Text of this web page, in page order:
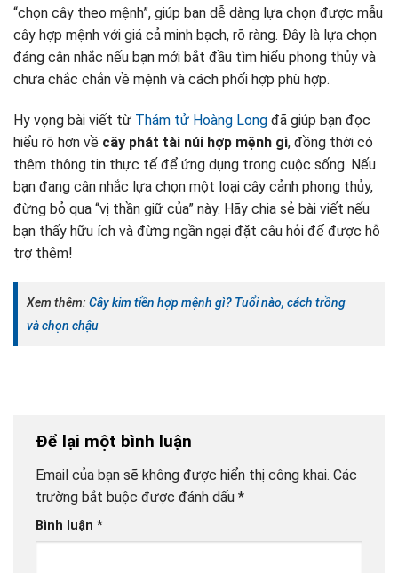
“chọn cây theo mệnh”, giúp bạn dễ dàng lựa chọn được mẫu
cây hợp mệnh với giá cả minh bạch, rõ ràng. Đây là lựa chọn
đáng cân nhắc nếu bạn mới bắt đầu tìm hiểu phong thủy và
chưa chắc chắn về mệnh và cách phối hợp phù hợp.
Hy vọng bài viết từ Thám tử Hoàng Long đã giúp bạn đọc
hiểu rõ hơn về cây phát tài núi hợp mệnh gì, đồng thời có
thêm thông tin thực tế để ứng dụng trong cuộc sống. Nếu
bạn đang cân nhắc lựa chọn một loại cây cảnh phong thủy,
đừng bỏ qua “vị thần giữ của” này. Hãy chia sẻ bài viết nếu
bạn thấy hữu ích và đừng ngần ngại đặt câu hỏi để được hỗ
trợ thêm!
Xem thêm: Cây kim tiền hợp mệnh gì? Tuổi nào, cách trồng
và chọn chậu
Để lại một bình luận
Email của bạn sẽ không được hiển thị công khai. Các
trường bắt buộc được đánh dấu *
Bình luận *